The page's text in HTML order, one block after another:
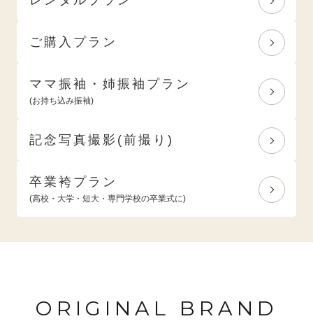
ご購入プラン
ママ振袖・姉振袖プラン
(お持ち込み振袖)
記念写真撮影(前撮り)
卒業袴プラン
(高校・大学・短大・専門学校の卒業式に)
ORIGINAL BRAND